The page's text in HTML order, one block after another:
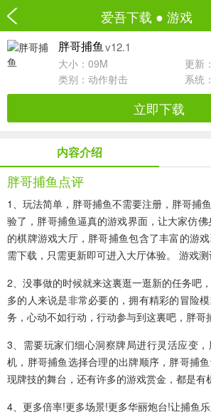
爱吾下载 ● 游戏
胖哥捕鱼 v12.1
大小：09M
更新
类别： 动作射击 系统
立即下载
内容介绍
胖哥捕鱼点评
1、玩法简单，胖哥捕鱼不需要注册，胖哥捕
验了，胖哥捕鱼逼真的游戏界面，让大家仿
的棋牌游戏大厅，胖哥捕鱼包含了丰富的游
需下载，只需更新即可进入大厅体验。 游戏
2、没事做的时候就来这裏逛一逛新的任务吧
多的人来说是非常必要的，拥有精彩的冒险
务，心动不如行动，行动参与到这裏吧，胖哥
3、需要玩家们细心洞察牌局进行灵活应变
机，胖哥捕鱼选择合理的出牌顺序，胖哥捕
现牌技的舞台，还有许多的游戏赏金，都是有
4、更多倍率!更多场景!更多华丽炮台!让捕鱼